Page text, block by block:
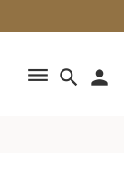
search
dehaze person